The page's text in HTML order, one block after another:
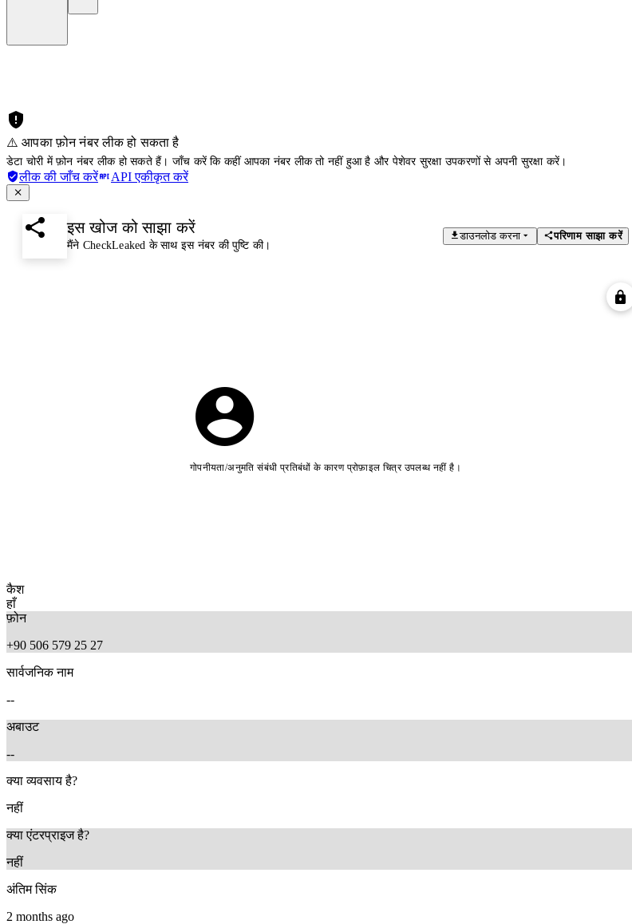
⚠️ आपका फ़ोन नंबर लीक हो सकता है
डेटा चोरी में फ़ोन नंबर लीक हो सकते हैं। जाँच करें कि कहीं आपका नंबर लीक तो नहीं हुआ है और पेशेवर सुरक्षा उपकरणों से अपनी सुरक्षा करें।
लीक की जाँच करें API एकीकृत करें
इस खोज को साझा करें
मैंने CheckLeaked के साथ इस नंबर की पुष्टि की।
डाउनलोड करना परिणाम साझा करें
गोपनीयता/अनुमति संबंधी प्रतिबंधों के कारण प्रोफ़ाइल चित्र उपलब्ध नहीं है।
कैश
हाँ
फ़ोन
+90 506 579 25 27
सार्वजनिक नाम
--
अबाउट
--
क्या व्यवसाय है?
नहीं
क्या एंटरप्राइज है?
नहीं
अंतिम सिंक
2 months ago